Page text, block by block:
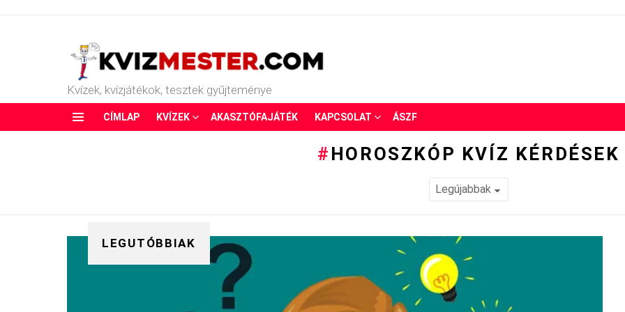
Kvízek, kvízjátékok, tesztek gyűjteménye
CÍMLAP KVÍZEK AKASZTÓFAJÁTÉK KAPCSOLAT ÁSZF
HOROSZKÓP KVÍZ KÉRDÉSEK
LEGUTÓBBIAK